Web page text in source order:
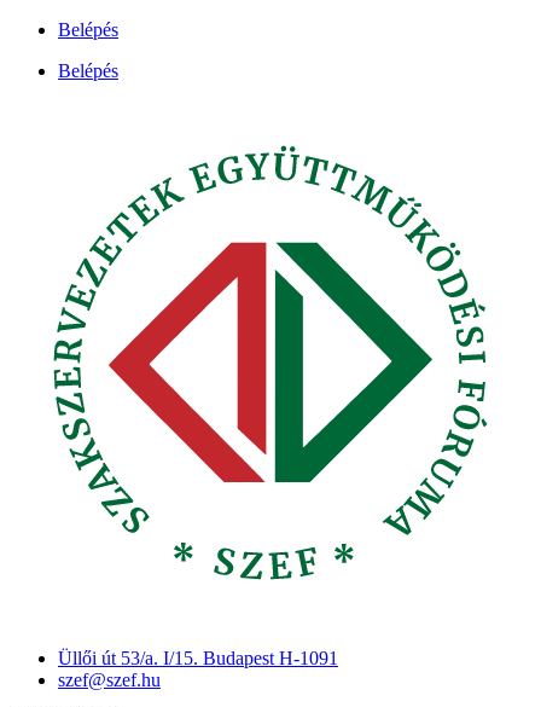
Ugrás
tartalomhoz
Belépés
Belépés
Üllői út 53/a. I/15. Budapest H-1091
szef@szef.hu